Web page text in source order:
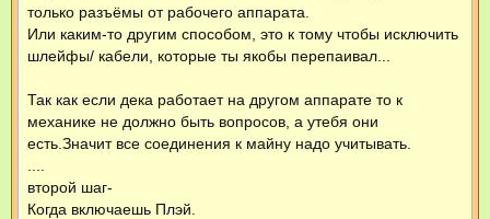
только разъёмы от рабочего аппарата.
Или каким-то другим способом, это к тому чтобы исключить
шлейфы/ кабели, которые ты якобы перепаивал...
Так как если дека работает на другом аппарате то к
механике не должно быть вопросов, а утебя они
есть.Значит все соединения к майну надо учитывать.
второй шаг-
Когда включаешь Плэй.